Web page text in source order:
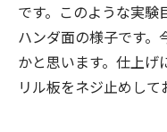
です。このような実
ハンダ面の様子です。
かと思います。仕上げ
リル板をネジ止めして